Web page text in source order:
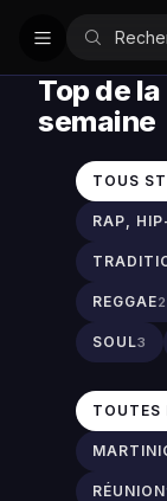
Top de la
semaine
TOUS
RAP,
REGGAE
SOUL3
TOUTES
RÉUNION